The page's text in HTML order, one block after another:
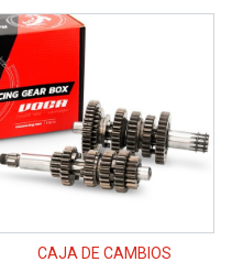
price:
high
CAJA DE CAMBIOS